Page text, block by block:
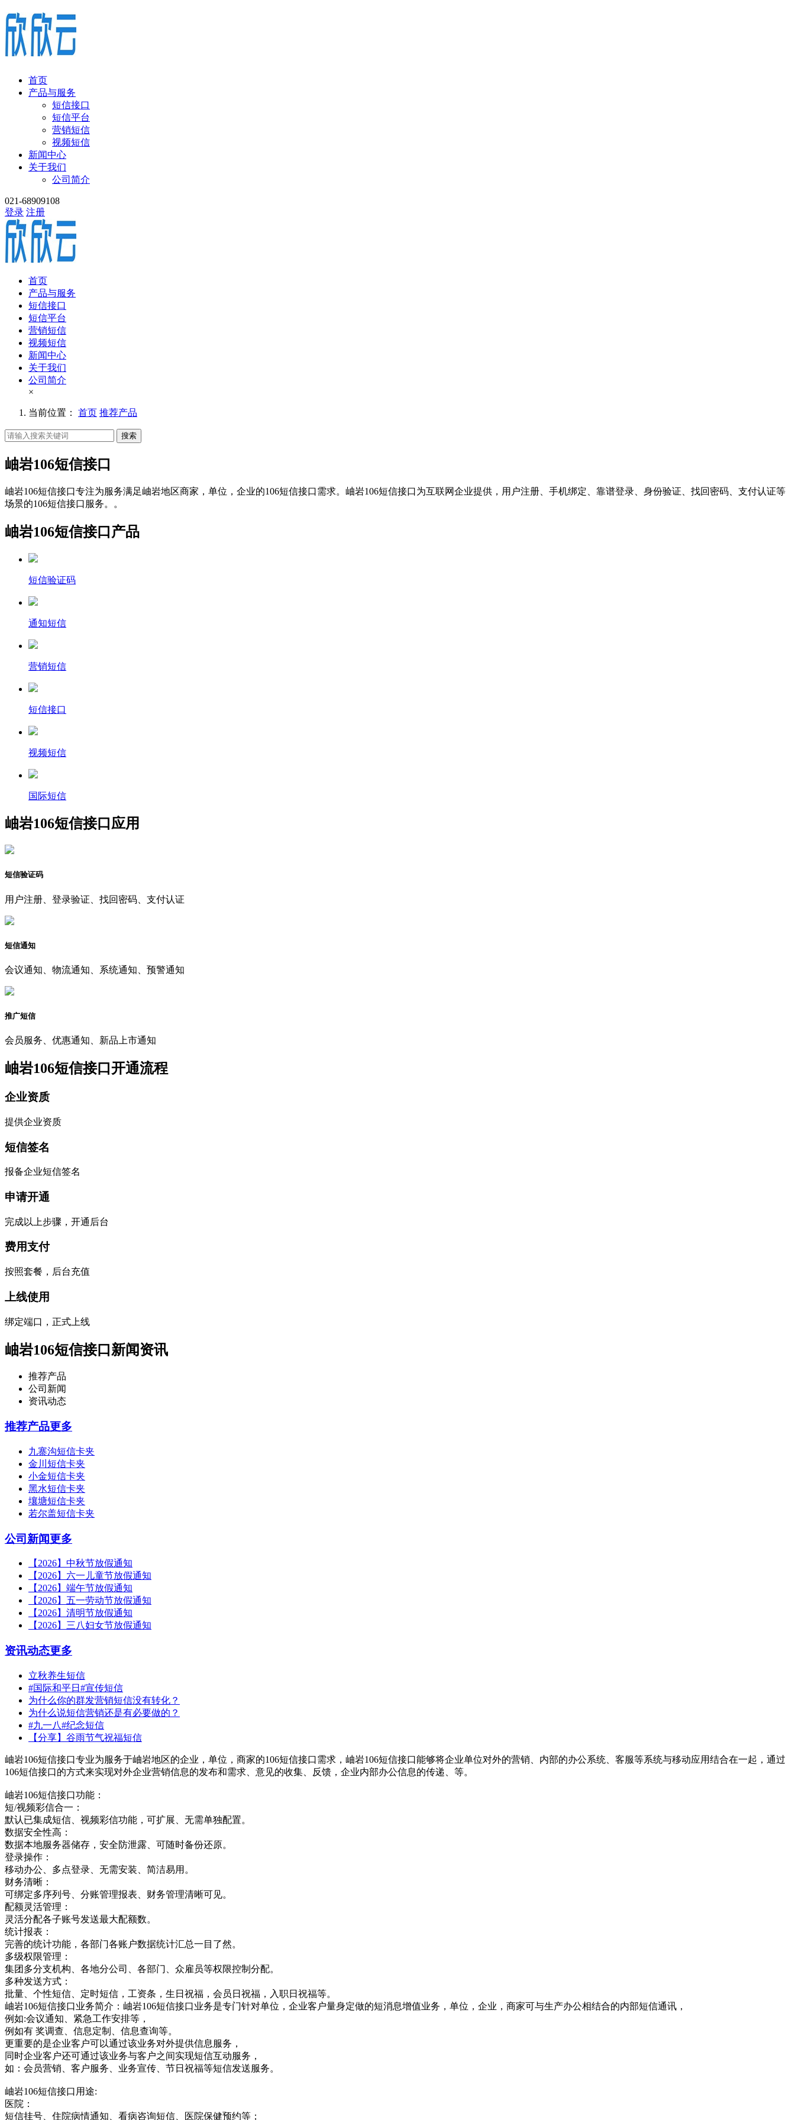
首页
产品与服务
短信接口
短信平台
营销短信
视频短信
新闻中心
关于我们
公司简介
021-68909108
登录 注册
首页
产品与服务
短信接口
短信平台
营销短信
视频短信
新闻中心
关于我们
公司简介
×
当前位置： 首页 推荐产品
搜索
岫岩106短信接口
岫岩106短信接口专注为服务满足岫岩地区商家，单位，企业的106短信接口需求。岫岩106短信接口为互联网企业提供，用户注册、手机绑定、靠谱登录、身份验证、找回密码、支付认证等
场景的106短信接口服务。。
岫岩106短信接口产品
短信验证码
通知短信
营销短信
短信接口
视频短信
国际短信
岫岩106短信接口应用
短信验证码
用户注册、登录验证、找回密码、支付认证
短信通知
会议通知、物流通知、系统通知、预警通知
推广短信
会员服务、优惠通知、新品上市通知
岫岩106短信接口开通流程
企业资质
提供企业资质
短信签名
报备企业短信签名
申请开通
完成以上步骤，开通后台
费用支付
按照套餐，后台充值
上线使用
绑定端口，正式上线
岫岩106短信接口新闻资讯
推荐产品
公司新闻
资讯动态
推荐产品更多
九寨沟短信卡夹
金川短信卡夹
小金短信卡夹
黑水短信卡夹
壤塘短信卡夹
若尔盖短信卡夹
公司新闻更多
【2026】中秋节放假通知
【2026】六一儿童节放假通知
【2026】端午节放假通知
【2026】五一劳动节放假通知
【2026】清明节放假通知
【2026】三八妇女节放假通知
资讯动态更多
立秋养生短信
#国际和平日#宣传短信
为什么你的群发营销短信没有转化？
为什么说短信营销还是有必要做的？
#九一八#纪念短信
【分享】谷雨节气祝福短信
岫岩106短信接口专业为服务于岫岩地区的企业，单位，商家的106短信接口需求，岫岩106短信接口能够将企业单位对外的营销、内部的办公系统、客服等系统与移动应用结合在一起，通过
106短信接口的方式来实现对外企业营销信息的发布和需求、意见的收集、反馈，企业内部办公信息的传递、等。
岫岩106短信接口功能：
短/视频彩信合一：
默认已集成短信、视频彩信功能，可扩展、无需单独配置。
数据安全性高：
数据本地服务器储存，安全防泄露、可随时备份还原。
登录操作：
移动办公、多点登录、无需安装、简洁易用。
财务清晰：
可绑定多序列号、分账管理报表、财务管理清晰可见。
配额灵活管理：
灵活分配各子账号发送最大配额数。
统计报表：
完善的统计功能，各部门各账户数据统计汇总一目了然。
多级权限管理：
集团多分支机构、各地分公司、各部门、众雇员等权限控制分配。
多种发送方式：
批量、个性短信、定时短信，工资条，生日祝福，会员日祝福，入职日祝福等。
岫岩106短信接口业务简介：岫岩106短信接口业务是专门针对单位，企业客户量身定做的短消息增值业务，单位，企业，商家可与生产办公相结合的内部短信通讯，
例如:会议通知、紧急工作安排等，
例如有 奖调查、信息定制、信息查询等。
更重要的是企业客户可以通过该业务对外提供信息服务，
同时企业客户还可通过该业务与客户之间实现短信互动服务，
如：会员营销、客户服务、业务宣传、节日祝福等短信发送服务。
岫岩106短信接口用途:
医院：
短信挂号、住院病情通知、看病咨询短信、医院保健预约等；